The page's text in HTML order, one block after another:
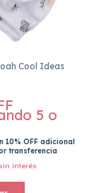
Cool Ideas
5 o
10% OFF adicional
transferencia
sin interés